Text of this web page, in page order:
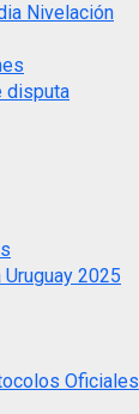
Nivelación
disputa
2025
Oficiales